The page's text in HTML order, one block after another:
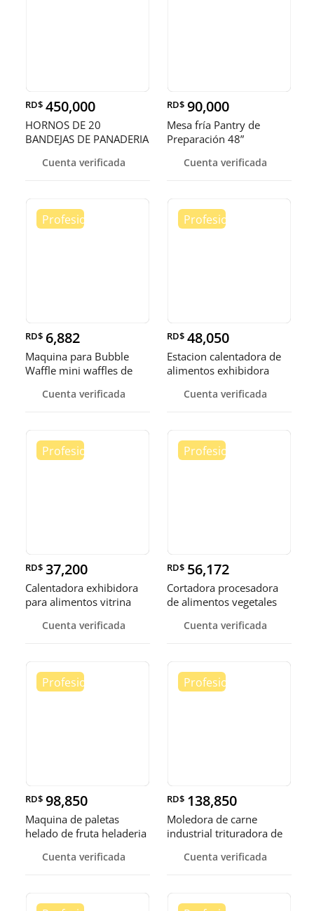
RD$ 450,000
HORNOS DE 20
BANDEJAS DE PANADERIA
Cuenta verificada
RD$ 90,000
Mesa fría Pantry de
Preparación 48”
Cuenta verificada
RD$ 6,882
Maquina para Bubble
Waffle mini waffles de
Cuenta verificada
RD$ 48,050
Estacion calentadora de
alimentos exhibidora
Cuenta verificada
RD$ 37,200
Calentadora exhibidora
para alimentos vitrina
Cuenta verificada
RD$ 56,172
Cortadora procesadora
de alimentos vegetales
Cuenta verificada
RD$ 98,850
Maquina de paletas
helado de fruta heladeria
Cuenta verificada
RD$ 138,850
Moledora de carne
industrial trituradora de
Cuenta verificada